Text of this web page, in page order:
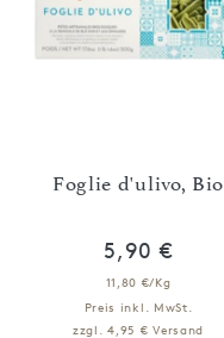
Foglie d'ulivo, Bio
5,90 €
11,80 €/Kg
Preis inkl. MwSt.
zzgl. 4,95 € Versand